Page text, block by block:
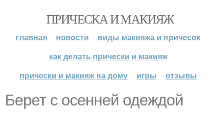
ПРИЧЕСКА И МАКИЯЖ
главная новости
виды макияжа и причесок
как делать прически и макияж
прически и макияж на дому
игры отзывы
Берет с осенней одеждой